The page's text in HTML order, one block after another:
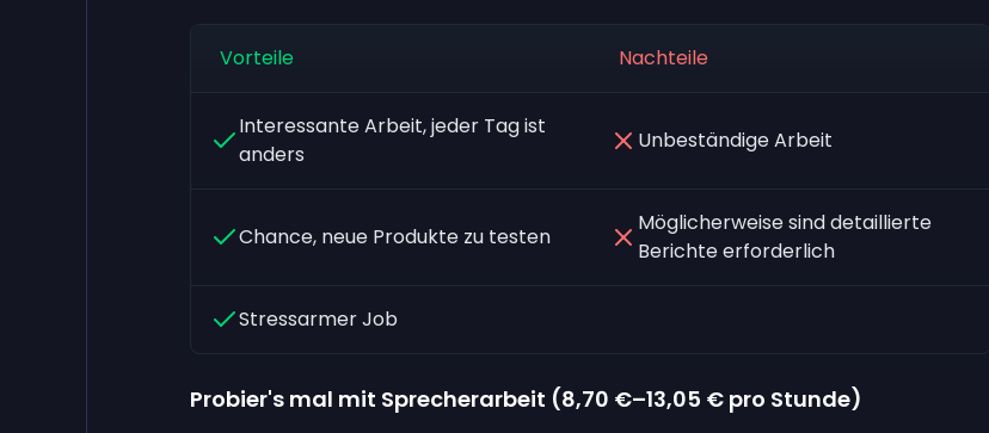
Vorteile Nachteile
Interessante Arbeit, jeder Tag ist
anders
Unbeständige Arbeit
Chance, neue Produkte zu testen
Möglicherweise sind detaillierte
Berichte erforderlich
Stressarmer Job
Probier's mal mit Sprecherarbeit (8,70 €–13,05 € pro Stunde)